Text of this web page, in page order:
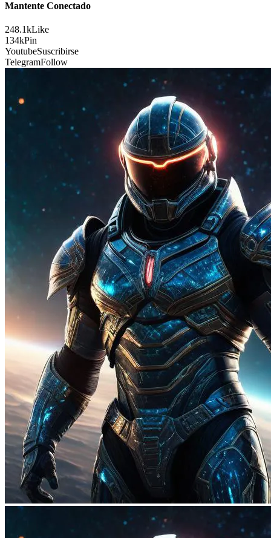
Mantente Conectado
248.1kLike
134kPin
YoutubeSuscribirse
TelegramFollow